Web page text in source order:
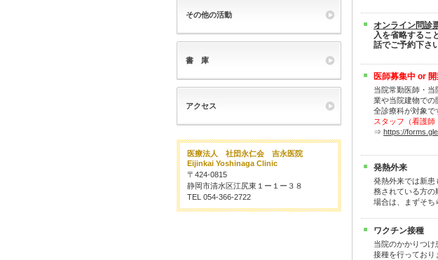
オンライン問診
入を省略するこ
話でご予約下さ
医師募集中 or
当院常勤医師・
業や当院建物での
全診療科が対象
スタッフ（看護師
⇒ https://
発熱外来
発熱外来では新患
務されている方の
場合は、まずそち
ワクチン接種
当院のかかりつ
接種を行っており
その他の活動
書 庫
アクセス
医療法人 社団永仁会 吉永医院
Eijinkai Yoshinaga Clinic
〒424-0815
静岡市清水区江尻東１ー１ー３８
TEL 054-366-2722